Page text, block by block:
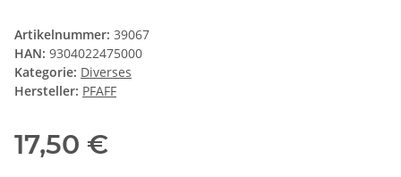
Artikelnummer: 39067
HAN: 9304022475000
Kategorie: Diverses
Hersteller: PFAFF
17,50 €